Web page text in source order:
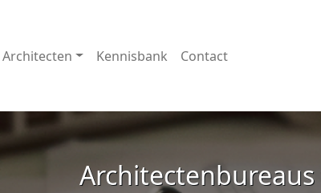
Architecten Kennisbank Contact